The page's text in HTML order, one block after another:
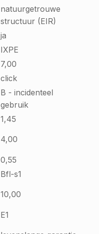
natuurgetrouwe
structuur (EIR)
ja
IXPE
7,00
click
B - incidenteel
gebruik
1,45
4,00
0,55
Bfl-s1
10,00
E1